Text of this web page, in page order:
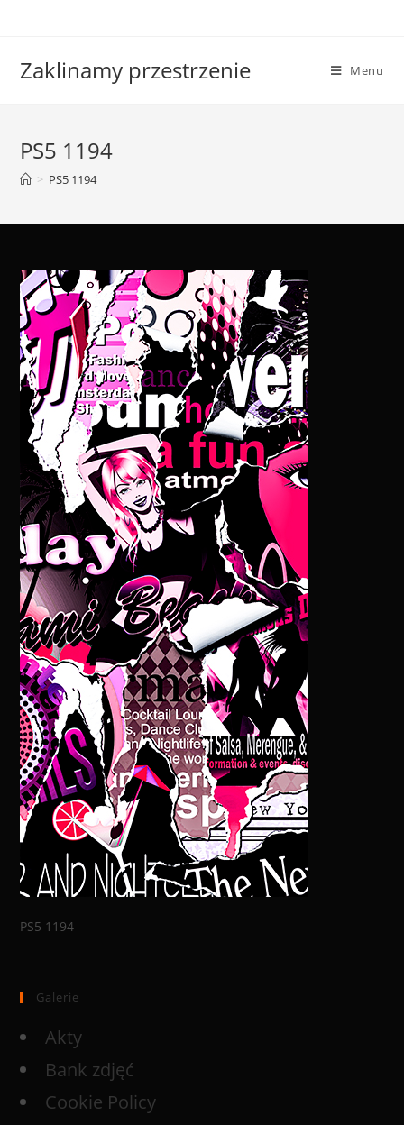
Zaklinamy przestrzenie Menu
PS5 1194
> PS5 1194
PS5 1194
Galerie
Akty
Bank zdjęć
Cookie Policy